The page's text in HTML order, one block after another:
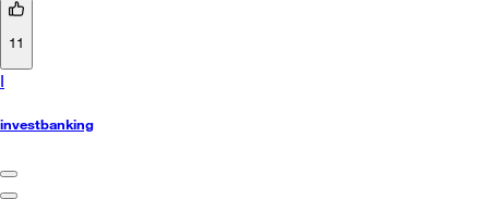
11
I
investbanking